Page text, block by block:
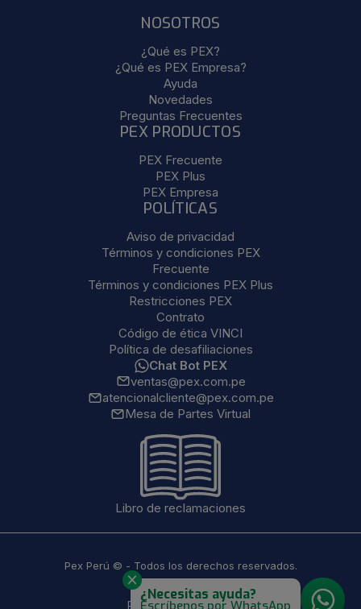
NOSOTROS
¿Qué es PEX?
¿Qué es PEX Empresa?
Ayuda
Novedades
Preguntas Frecuentes
PEX PRODUCTOS
PEX Frecuente
PEX Plus
PEX Empresa
POLÍTICAS
Aviso de privacidad
Términos y condiciones PEX
Frecuente
Términos y condiciones PEX Plus
Restricciones PEX
Contrato
Código de ética VINCI
Política de desafiliaciones
Chat Bot PEX
ventas@pex.com.pe
atencionalcliente@pex.com.pe
Mesa de Partes Virtual
Libro de reclamaciones
Pex Perú © - Todos los derechos reservados.
Powered by Plain ®
¿Necesitas ayuda?
Escríbenos por WhatsApp